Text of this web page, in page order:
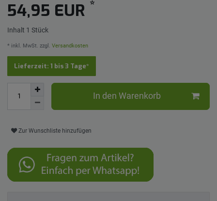
54,95 EUR *
Inhalt 1 Stück
* inkl. MwSt. zzgl. Versandkosten
Lieferzeit: 1 bis 3 Tage*
In den Warenkorb
Zur Wunschliste hinzufügen